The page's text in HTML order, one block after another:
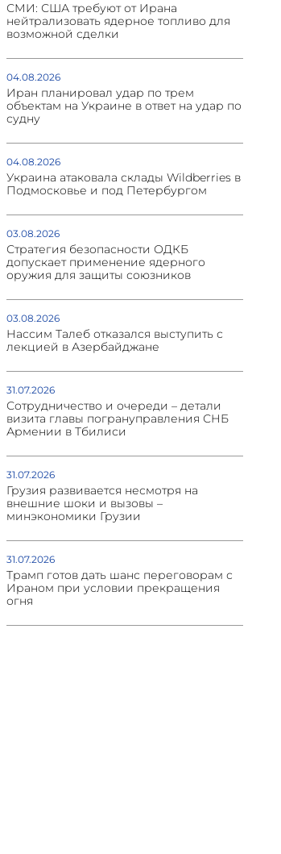
СМИ: США требуют от Ирана
нейтрализовать ядерное топливо для
возможной сделки
04.08.2026
Иран планировал удар по трем
объектам на Украине в ответ на удар по
судну
04.08.2026
Украина атаковала склады Wildberries в
Подмосковье и под Петербургом
03.08.2026
Стратегия безопасности ОДКБ
допускает применение ядерного
оружия для защиты союзников
03.08.2026
Нассим Талеб отказался выступить с
лекцией в Азербайджане
31.07.2026
Сотрудничество и очереди – детали
визита главы погрануправления СНБ
Армении в Тбилиси
31.07.2026
Грузия развивается несмотря на
внешние шоки и вызовы –
минэкономики Грузии
31.07.2026
Трамп готов дать шанс переговорам с
Ираном при условии прекращения
огня